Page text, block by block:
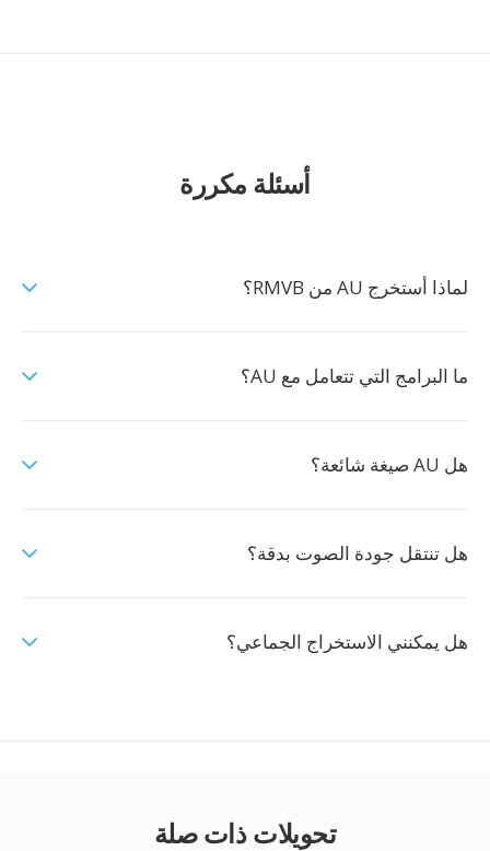
أسئلة مكررة
لماذا أستخرج AU من RMVB؟
ما البرامج التي تتعامل مع AU؟
هل AU صيغة شائعة؟
هل تنتقل جودة الصوت بدقة؟
هل يمكنني الاستخراج الجماعي؟
تحويلات ذات صلة